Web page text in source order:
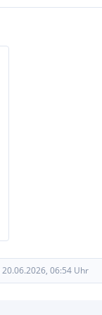
20.06.2026, 06:54 Uhr